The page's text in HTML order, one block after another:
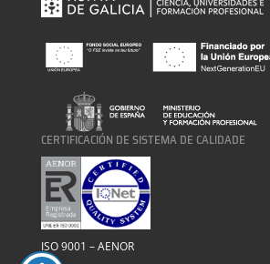
CERTIFICACIÓN DE SISTEMA DE CALIDADE
ISO 9001 – AENOR